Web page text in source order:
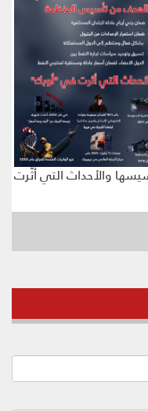
والأحداث التي أثّرت